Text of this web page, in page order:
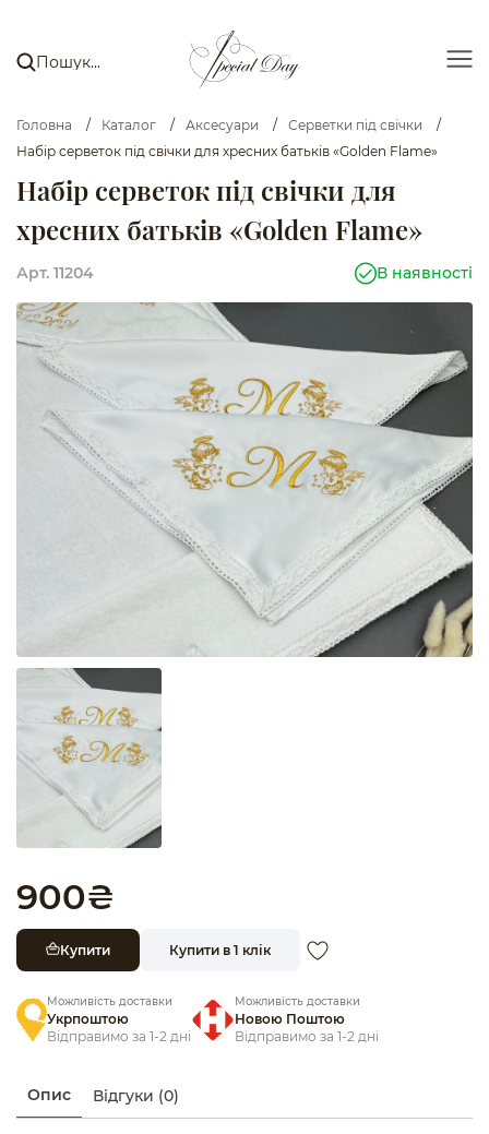
Головна / Каталог / Аксесуари / Серветки під свічки
/
Набір серветок під свічки для хресних батьків «Golden Flame»
Набір серветок під свічки для
хресних батьків «Golden Flame»
Арт. 11204 В наявності
900₴
Купити Купити в 1 клік
Можливість доставки
Укрпоштою
Відправимо за 1-2 дні
Можливість доставки
Новою Поштою
Відправимо за 1-2 дні
Опис Відгуки (0)